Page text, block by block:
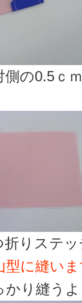
側の0.5ｃ
折りステ
型に縫いま
かり縫う